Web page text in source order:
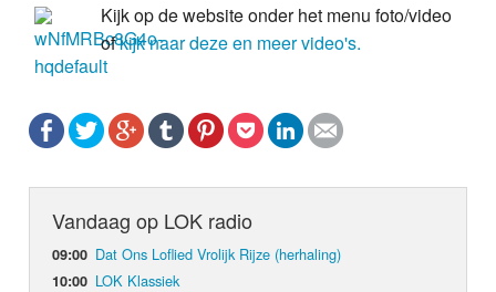
Kijk op de website onder het menu foto/video
ofkijk naar deze en meer video's.
Vandaag op LOK radio
09:00 Dat Ons Loflied Vrolijk Rijze (herhaling)
10:00 LOK Klassiek